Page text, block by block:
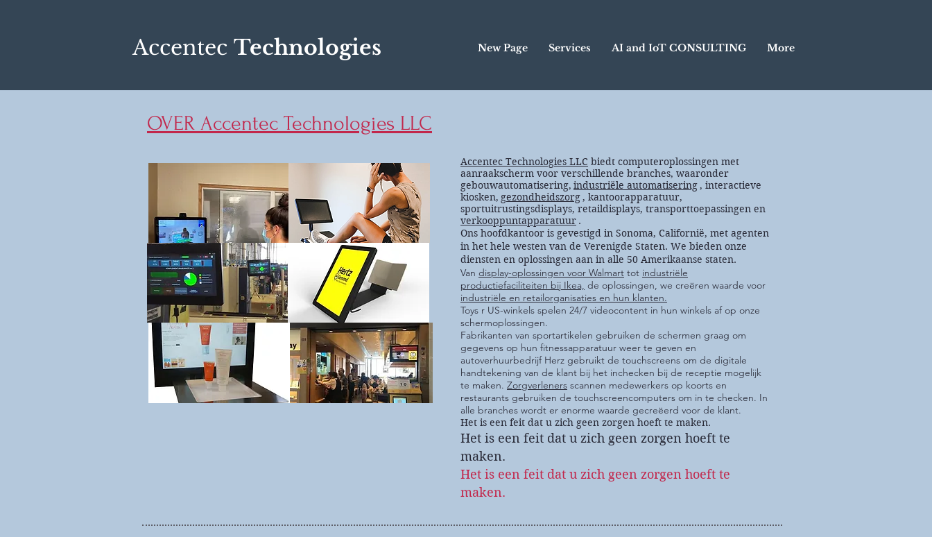
Accentec Technologies New Page Services AI and IoT CONSULTING More
OVER Accentec Technologies LLC
Accentec Technologies LLC biedt computeroplossingen met
aanraakscherm voor verschillende branches, waaronder
gebouwautomatisering, industriële automatisering, interactieve
kiosken, gezondheidszorg, kantoorapparatuur,
sportuitrustingsdisplays, retaildisplays, transporttoepassingen en
verkooppuntapparatuur .
Ons hoofdkantoor is gevestigd in Sonoma, Californië, met agenten
in het hele westen van de Verenigde Staten. We bieden onze
diensten en oplossingen aan in alle 50 Amerikaanse staten.
Van display-oplossingen voor Walmart tot industriële
productiefaciliteiten bij Ikea, de oplossingen, we creëren waarde voor
industriële en retailorganisaties en hun klanten.
Toys r US-winkels spelen 24/7 videocontent in hun winkels af op onze
schermoplossingen.
Fabrikanten van sportartikelen gebruiken de schermen graag om
gegevens op hun fitnessapparatuur weer te geven en
autoverhuurbedrijf Herz gebruikt de touchscreens om de digitale
handtekening van de klant bij het inchecken bij de receptie mogelijk
te maken. Zorgverleners scannen medewerkers op koorts en
restaurants gebruiken de touchscreencomputers om in te checken. In
alle branches wordt er enorme waarde gecreëerd voor de klant.
Het is een feit dat u zich geen zorgen hoeft te maken.
Het is een feit dat u zich geen zorgen hoeft te
maken.
Het is een feit dat u zich geen zorgen hoeft te
maken.